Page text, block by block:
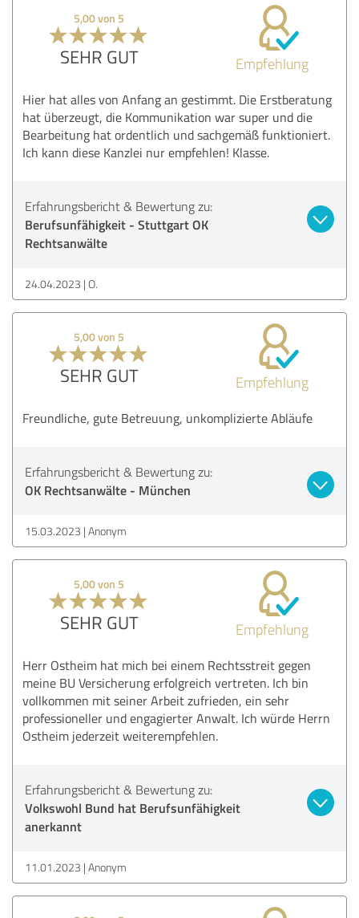
5,00 von 5
SEHR GUT Empfehlung
Hier hat alles von Anfang an gestimmt. Die Erstberatung
hat überzeugt, die Kommunikation war super und die
Bearbeitung hat ordentlich und sachgemäß funktioniert.
Ich kann diese Kanzlei nur empfehlen! Klasse.
Erfahrungsbericht & Bewertung zu:
Berufsunfähigkeit - Stuttgart OK
Rechtsanwälte
24.04.2023 O.
5,00 von 5
SEHR GUT Empfehlung
Freundliche, gute Betreuung, unkomplizierte Abläufe
Erfahrungsbericht & Bewertung zu:
OK Rechtsanwälte - München
15.03.2023 Anonym
5,00 von 5
SEHR GUT Empfehlung
Herr Ostheim hat mich bei einem Rechtsstreit gegen
meine BU Versicherung erfolgreich vertreten. Ich bin
vollkommen mit seiner Arbeit zufrieden, ein sehr
professioneller und engagierter Anwalt. Ich würde Herrn
Ostheim jederzeit weiterempfehlen.
Erfahrungsbericht & Bewertung zu:
Volkswohl Bund hat Berufsunfähigkeit
anerkannt
11.01.2023 Anonym